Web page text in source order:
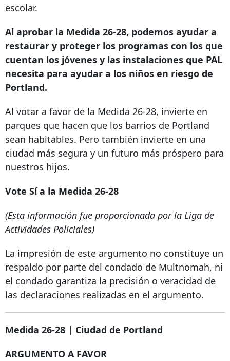
escolar.
Al aprobar la Medida 26-28, podemos ayudar a
restaurar y proteger los programas con los que
cuentan los jóvenes y las instalaciones que PAL
necesita para ayudar a los niños en riesgo de
Portland.
Al votar a favor de la Medida 26-28, invierte en
parques que hacen que los barrios de Portland
sean habitables. Pero también invierte en una
ciudad más segura y un futuro más próspero para
nuestros hijos.
Vote Sí a la Medida 26-28
(Esta información fue proporcionada por la Liga de
Actividades Policiales)
La impresión de este argumento no constituye un
respaldo por parte del condado de Multnomah, ni
el condado garantiza la precisión o veracidad de
las declaraciones realizadas en el argumento.
Medida 26-28 | Ciudad de Portland
ARGUMENTO A FAVOR